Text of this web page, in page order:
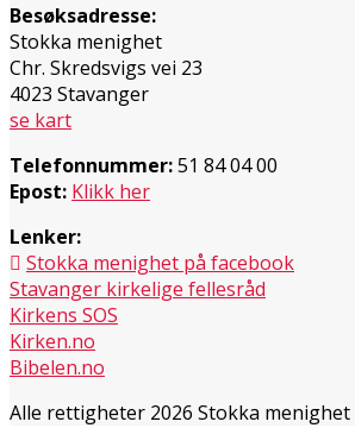
Besøksadresse:
Stokka menighet
Chr. Skredsvigs vei 23
4023 Stavanger
se kart
Telefonnummer:51 84 04 00
Epost: Klikk her
Lenker:
Stokka menighet på facebook
Stavanger kirkelige fellesråd
Kirkens SOS
Kirken.no
Bibelen.no
Alle rettigheter 2026 Stokka menighet